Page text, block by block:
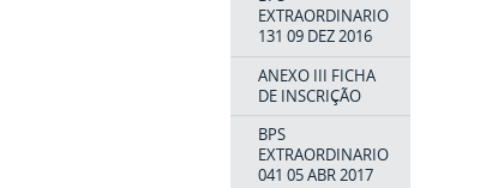
EXTRAORDINARIO
131 09 DEZ 2016
ANEXO III FICHA
DE INSCRIÇÃO
BPS
EXTRAORDINARIO
041 05 ABR 2017